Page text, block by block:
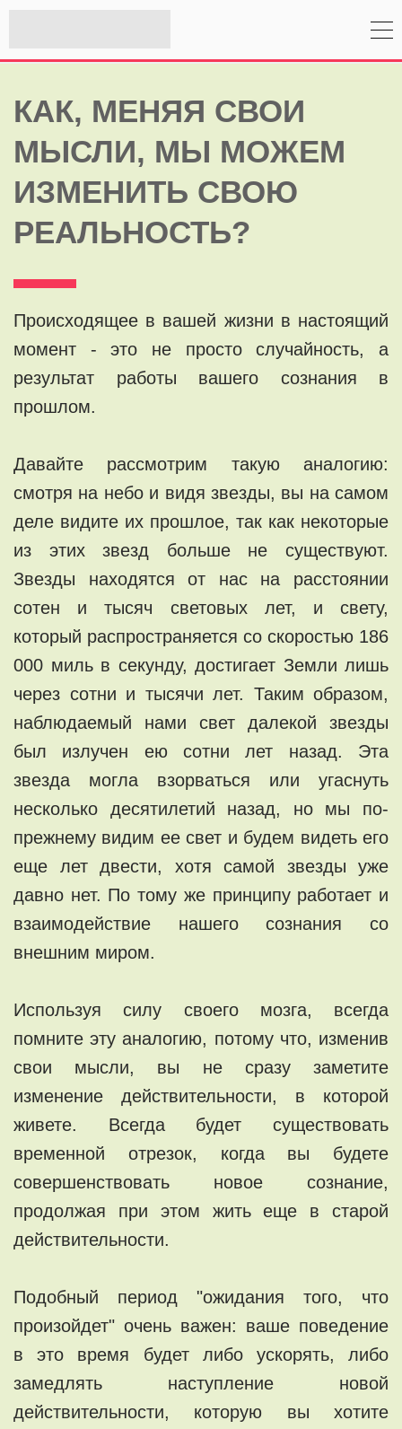
КАК, МЕНЯЯ СВОИ
МЫСЛИ, МЫ МОЖЕМ
ИЗМЕНИТЬ СВОЮ
РЕАЛЬНОСТЬ?
Происходящее в вашей жизни в настоящий
момент - это не просто случайность, а
результат работы вашего сознания в
прошлом.
Давайте рассмотрим такую аналогию:
смотря на небо и видя звезды, вы на самом
деле видите их прошлое, так как некоторые
из этих звезд больше не существуют.
Звезды находятся от нас на расстоянии
сотен и тысяч световых лет, и свету,
который распространяется со скоростью 186
000 миль в секунду, достигает Земли лишь
через сотни и тысячи лет. Таким образом,
наблюдаемый нами свет далекой звезды
был излучен ею сотни лет назад. Эта
звезда могла взорваться или угаснуть
несколько десятилетий назад, но мы по-
прежнему видим ее свет и будем видеть его
еще лет двести, хотя самой звезды уже
давно нет. По тому же принципу работает и
взаимодействие нашего сознания со
внешним миром.
Используя силу своего мозга, всегда
помните эту аналогию, потому что, изменив
свои мысли, вы не сразу заметите
изменение действительности, в которой
живете. Всегда будет существовать
временной отрезок, когда вы будете
совершенствовать новое сознание,
продолжая при этом жить еще в старой
действительности.
Подобный период "ожидания того, что
произойдет" очень важен: ваше поведение
в это время будет либо ускорять, либо
замедлять наступление новой
действительности, которую вы хотите